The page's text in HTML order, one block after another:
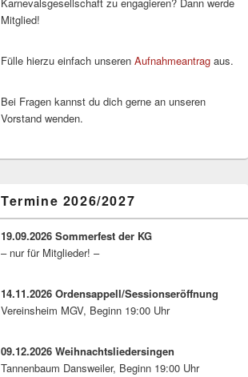
Mitglied!
Fülle hierzu einfach unseren Aufnahmeantrag aus.
Bei Fragen kannst du dich gerne an unseren
Vorstand wenden.
Termine 2026/2027
19.09.2026 Sommerfest der KG
– nur für Mitglieder! –
14.11.2026 Ordensappell/Sessionseröffnung
Vereinsheim MGV, Beginn 19:00 Uhr
09.12.2026 Weihnachtsliedersingen
Tannenbaum Dansweiler, Beginn 19:00 Uhr